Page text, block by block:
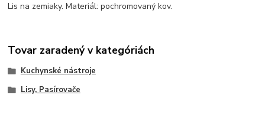
Lis na zemiaky. Materiál: pochromovaný kov.
Tovar zaradený v kategóriách
Kuchynské nástroje
Lisy, Pasírovače